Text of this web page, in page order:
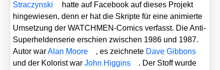
Strac­zyn­ski
hat­te auf Face­book auf die­ses Pro­jekt
hin­ge­wie­sen, denn er hat die Skrip­te für eine ani­mier­te
Umset­zung der WATCH­MEN-Comics ver­fasst. Die Anti-
Super­hel­den­se­rie erschien zwi­schen 1986 und 1987.
Autor warAlan Moo­re , es zeich­ne­te Dave Gib­bons
und der Kolo­rist warJohn Hig­gins
. Der Stoff wur­de